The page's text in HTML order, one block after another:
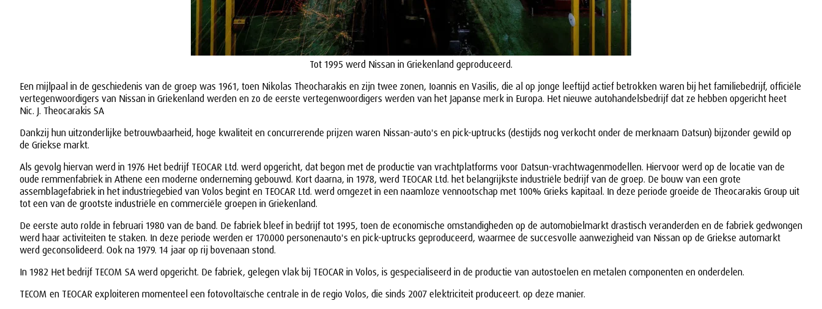
Tot 1995 werd Nissan in Griekenland geproduceerd.
Een mijlpaal in de geschiedenis van de groep was 1961, toen Nikolas Theocharakis en zijn twee zonen, Ioannis en Vasilis, die al op jonge leeftijd actief betrokken waren bij het familiebedrijf, officiële
vertegenwoordigers van Nissan in Griekenland werden en zo de eerste vertegenwoordigers werden van het Japanse merk in Europa. Het nieuwe autohandelsbedrijf dat ze hebben opgericht heet
Nic. J. Theocarakis SA
Dankzij hun uitzonderlijke betrouwbaarheid, hoge kwaliteit en concurrerende prijzen waren Nissan-auto's en pick-uptrucks (destijds nog verkocht onder de merknaam Datsun) bijzonder gewild op
de Griekse markt.
Als gevolg hiervan werd in 1976 Het bedrijf TEOCAR Ltd. werd opgericht, dat begon met de productie van vrachtplatforms voor Datsun-vrachtwagenmodellen. Hiervoor werd op de locatie van de
oude remmenfabriek in Athene een moderne onderneming gebouwd. Kort daarna, in 1978, werd TEOCAR Ltd. het belangrijkste industriële bedrijf van de groep. De bouw van een grote
assemblagefabriek in het industriegebied van Volos begint en TEOCAR Ltd. werd omgezet in een naamloze vennootschap met 100% Grieks kapitaal. In deze periode groeide de Theocarakis Group uit
tot een van de grootste industriële en commerciële groepen in Griekenland.
De eerste auto rolde in februari 1980 van de band. De fabriek bleef in bedrijf tot 1995, toen de economische omstandigheden op de automobielmarkt drastisch veranderden en de fabriek gedwongen
werd haar activiteiten te staken. In deze periode werden er 170.000 personenauto's en pick-uptrucks geproduceerd, waarmee de succesvolle aanwezigheid van Nissan op de Griekse automarkt
werd geconsolideerd. Ook na 1979. 14 jaar op rij bovenaan stond.
In 1982 Het bedrijf TECOM SA werd opgericht. De fabriek, gelegen vlak bij TEOCAR in Volos, is gespecialiseerd in de productie van autostoelen en metalen componenten en onderdelen.
TECOM en TEOCAR exploiteren momenteel een fotovoltaïsche centrale in de regio Volos, die sinds 2007 elektriciteit produceert. op deze manier.